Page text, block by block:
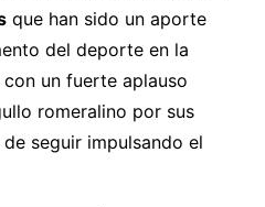
que han sido un aporte
del deporte en la
un fuerte aplauso
romeralino por sus
seguir impulsando el